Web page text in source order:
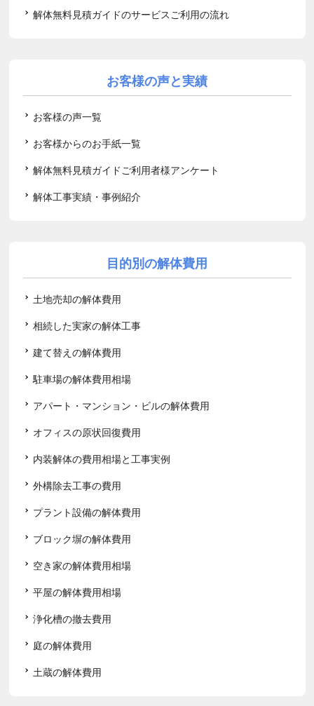
解体無料見積ガイドのサービスご利用の流れ
お客様の声と実績
お客様の声一覧
お客様からのお手紙一覧
解体無料見積ガイドご利用者様アンケート
解体工事実績・事例紹介
目的別の解体費用
土地売却の解体費用
相続した実家の解体工事
建て替えの解体費用
駐車場の解体費用相場
アパート・マンション・ビルの解体費用
オフィスの原状回復費用
内装解体の費用相場と工事実例
外構除去工事の費用
プラント設備の解体費用
ブロック塀の解体費用
空き家の解体費用相場
平屋の解体費用相場
浄化槽の撤去費用
庭の解体費用
土蔵の解体費用